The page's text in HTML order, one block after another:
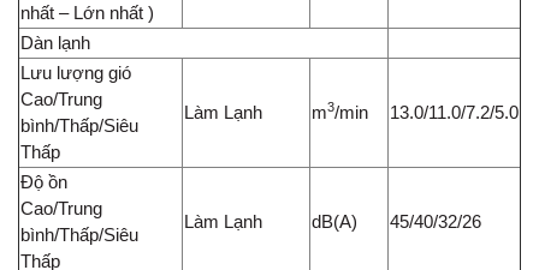
nhất – Lớn nhất )
Dàn lạnh
Lưu lượng gió
Cao/Trung
bình/Thấp/Siêu
Thấp
Làm Lạnh m3/min 13.0/11.0/7.2/5.0
Độ ồn
Cao/Trung
bình/Thấp/Siêu
Thấp
Làm Lạnh dB(A) 45/40/32/26